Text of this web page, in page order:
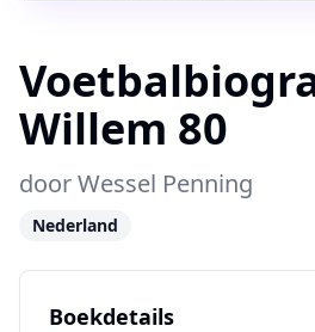
Willem 80
doorWessel Penning
Nederland
Boekdetails